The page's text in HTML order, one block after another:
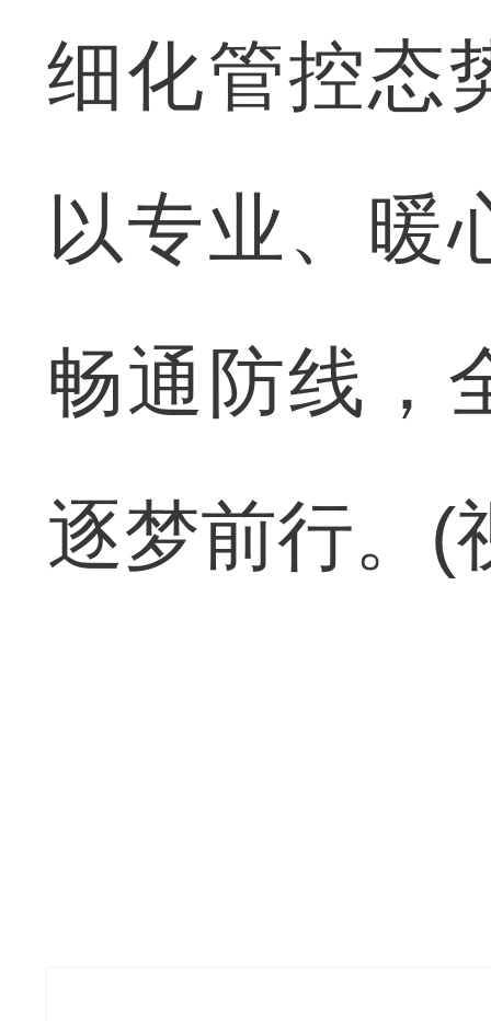
细化管控态
以专业、暖
畅通防线，
逐梦前行。(